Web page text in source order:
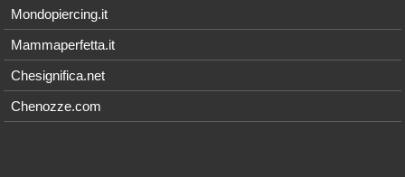
Mondopiercing.it
Mammaperfetta.it
Chesignifica.net
Chenozze.com